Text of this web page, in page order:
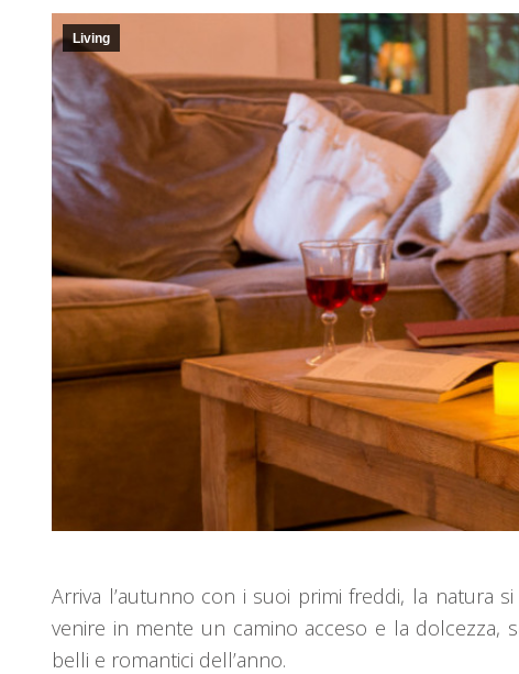
Living
Arriva l’autunno con i suoi primi freddi, la natura
venire in mente un camino acceso e la
belli e romantici dell’anno.